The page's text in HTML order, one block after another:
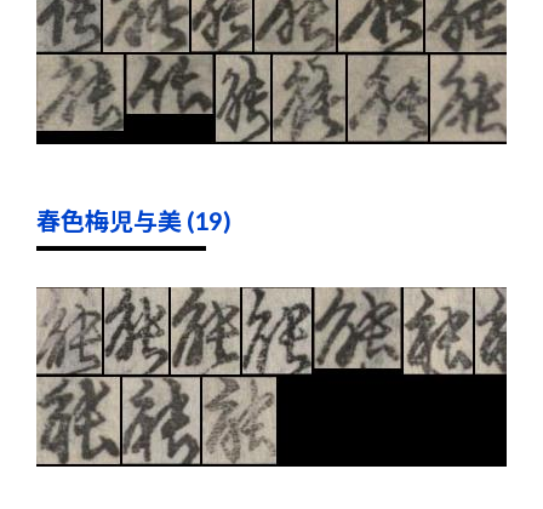
春色梅児与美 (19)